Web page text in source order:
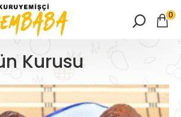
0
Kurusu